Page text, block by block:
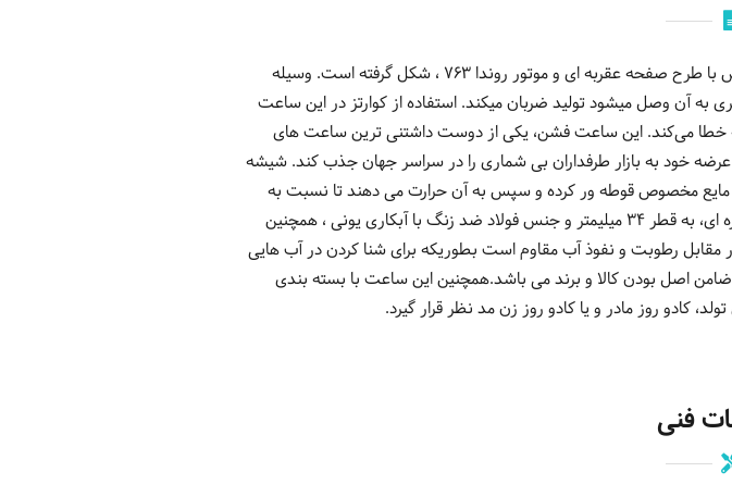
ساعت مچی عقربه ای زنانه FM1L044M0101 فره میلانو محصول کشور سوئیس با طرح صفحه عقربه ای و موتور روندا 763 ، شکل گرفته است. وسیله
به آن وصل میشود تولید ضربان میکند. استفاده از کوارتز در این ساعت
خطا می‌کند. این ساعت فشن، یکی از دوست داشتنی ترین ساعت های
خود به بازار طرفداران بی شماری را در سراسر جهان جذب کند. شیشه
مایع مخصوص قوطه ور کرده و سپس به آن حرارت می دهند تا نسبت به
شیشه در برابر خراش و ضربه مقاوم تر باشد. قاب این ساعت گرد به رنگ نقره ای، به قطر 34 میلیمتر و جنس فولاد ضد زنگ با آبکاری یونی ، همچنین
رطوبت و نفوذ آب مقاوم است بطوریکه برای شنا کردن در آب هایی
کالای دماوند ضامن اصل بودن کالا و برند می باشد.همچنین این ساعت با بسته بندی
کادو روز مادر و یا کادو روز زن مد نظر قرار گیرد.
فنی